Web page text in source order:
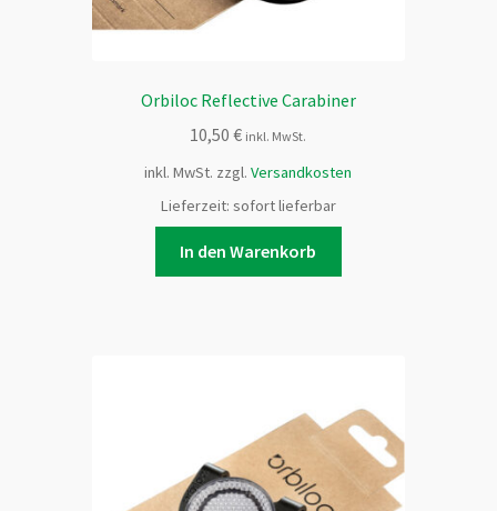
Orbiloc Reflective Carabiner
10,50€ inkl. MwSt.
inkl. MwSt. zzgl.Versandkosten
Lieferzeit: sofort lieferbar
In den Warenkorb